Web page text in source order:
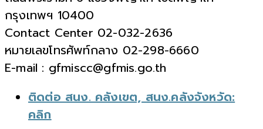
กรุงเทพฯ 10400
Contact Center 02-032-2636
หมายเลขโทรศัพท์กลาง 02-298-6660
E-mail : gfmiscc@gfmis.go.th
ติดต่อ สนง. คลังเขต, สนง.คลังจังหวัด:
คลิก